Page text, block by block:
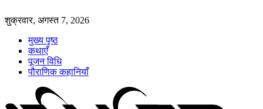
शुक्रवार, अगस्त 7, 2026
मुख्य पृष्ठ
कथाएँ
पूजन विधि
पौराणिक कहानियाँ